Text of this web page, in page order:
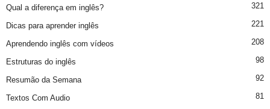
Qual a diferença em inglês? 321
Dicas para aprender inglês 221
Aprendendo inglês com vídeos 208
Estruturas do inglês 98
Resumão da Semana 92
Textos Com Audio 81